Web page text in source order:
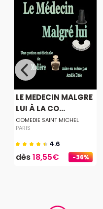
-36%
LE MEDECIN MALGRE
LUI À LA CO...
COMEDIE SAINT MICHEL
PARIS
4.6
dès18,55€